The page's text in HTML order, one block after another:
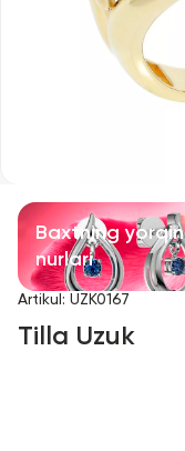
Kulonlar
Aksessuarlar
Baxtning yorqin
nurlari
Artikul : UZK0167
Tilla Uzuk